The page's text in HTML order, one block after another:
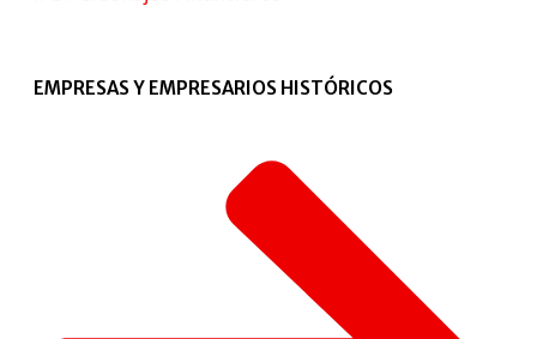
EMPRESAS Y EMPRESARIOS HISTÓRICOS